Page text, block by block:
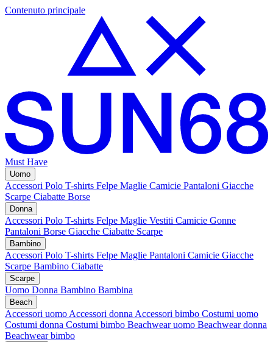
Contenuto principale
Must Have
Uomo
Accessori Polo T-shirts Felpe Maglie Camicie Pantaloni Giacche
Scarpe Ciabatte Borse
Donna
Accessori Polo T-shirts Felpe Maglie Vestiti Camicie Gonne
Pantaloni Borse Giacche Ciabatte Scarpe
Bambino
Accessori Polo T-shirts Felpe Maglie Pantaloni Camicie Giacche
Scarpe Bambino Ciabatte
Scarpe
Uomo Donna Bambino Bambina
Beach
Accessori uomo Accessori donna Accessori bimbo Costumi uomo
Costumi donna Costumi bimbo Beachwear uomo Beachwear donna
Beachwear bimbo